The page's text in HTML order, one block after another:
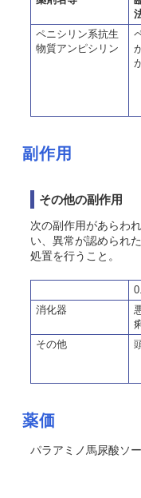
ペニシリン系抗生
物質アンピシリン
副作用
その他の副作用
次の副作用があらわ
い、異常が認められ
処置を行うこと。
消化器
その他
薬価
パラアミノ馬尿酸ソ